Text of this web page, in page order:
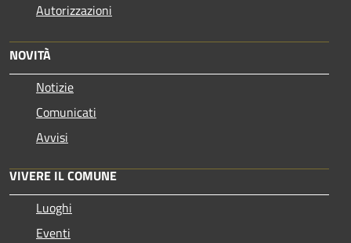
Autorizzazioni
NOVITÀ
Notizie
Comunicati
Avvisi
VIVERE IL COMUNE
Luoghi
Eventi